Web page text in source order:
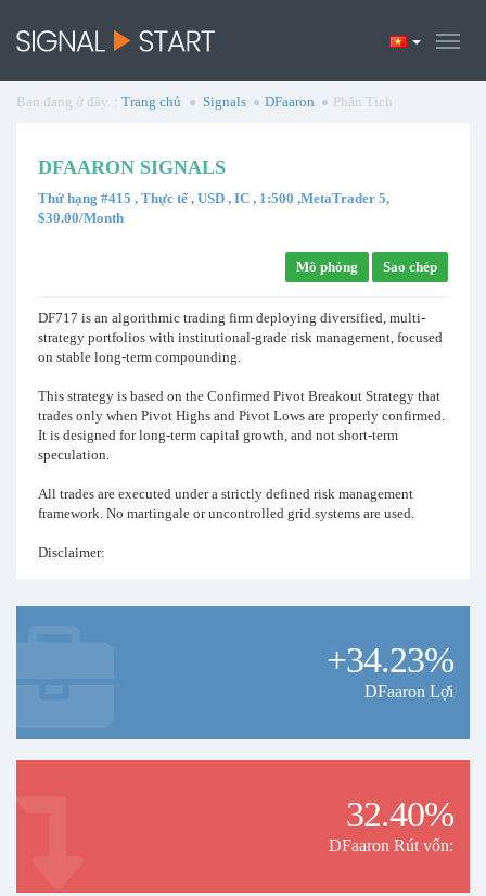
Bạn đang ở đây. : Trang chủ Signals DFaaron Phân Tích
DFAARON SIGNALS
Thứ hạng #415 , Thực tế , USD , IC , 1:500 ,MetaTrader 5,
$30.00/Month
Mô phỏng Sao chép
DF717 is an algorithmic trading firm deploying diversified, multi-
strategy portfolios with institutional-grade risk management, focused
on stable long-term compounding.
This strategy is based on the Confirmed Pivot Breakout Strategy that
trades only when Pivot Highs and Pivot Lows are properly confirmed.
It is designed for long-term capital growth, and not short-term
speculation.
All trades are executed under a strictly defined risk management
framework. No martingale or uncontrolled grid systems are used.
Disclaimer:
+34.23%
DFaaron Lợi
32.40%
DFaaron Rút vốn: